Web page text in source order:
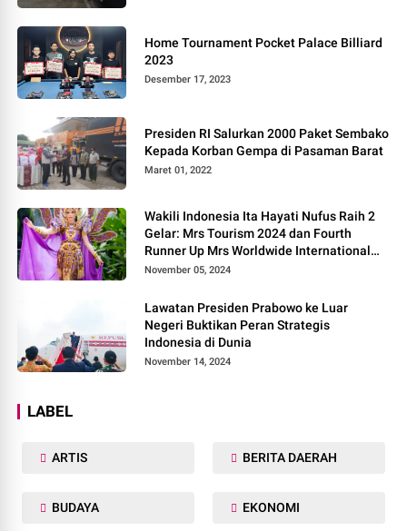
Home Tournament Pocket Palace Billiard
2023
Desember 17, 2023
Presiden RI Salurkan 2000 Paket Sembako
Kepada Korban Gempa di Pasaman Barat
Maret 01, 2022
Wakili Indonesia Ita Hayati Nufus Raih 2
Gelar: Mrs Tourism 2024 dan Fourth
Runner Up Mrs Worldwide International
2024, di Pemilihan Mrs Worldwide 2024
November 05, 2024
Lawatan Presiden Prabowo ke Luar
Negeri Buktikan Peran Strategis
Indonesia di Dunia
November 14, 2024
LABEL
ARTIS BERITA DAERAH
BUDAYA EKONOMI